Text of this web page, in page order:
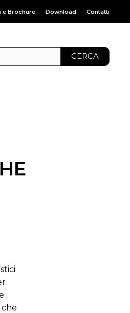
e Brochure Download Contatti
CERCA
che